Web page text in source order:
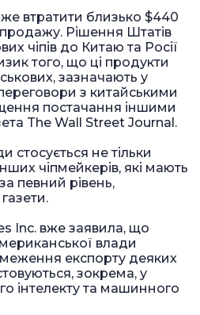
втратити близько $440
Рішення Штатів
чіпів до Китаю та Росії
того, що ці продукти
зазначають у
з китайськими
постачання іншими
The Wall Street Journal.
не тільки
чіпмейкерів, які мають
певний рівень,
Inc. вже заявила, що
влади
експорту деяких
зокрема, у
інтелекту та машинного